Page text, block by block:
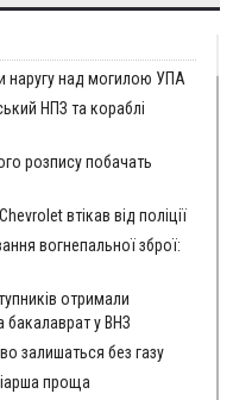
наругу над могилою УПА
НПЗ та кораблі
розпису побачать
втікав від поліції
вогнепальної зброї:
отримали
бакалаврат у ВНЗ
залишаться без газу
проща